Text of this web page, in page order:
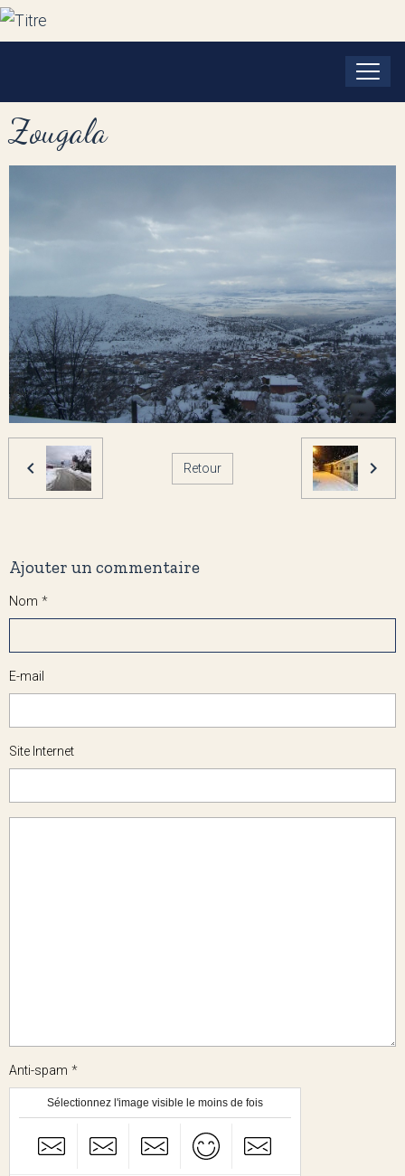
Zougala
Retour
Ajouter un commentaire
Nom
E-mail
Site Internet
Anti-spam
Sélectionnez l'image visible le moins de fois